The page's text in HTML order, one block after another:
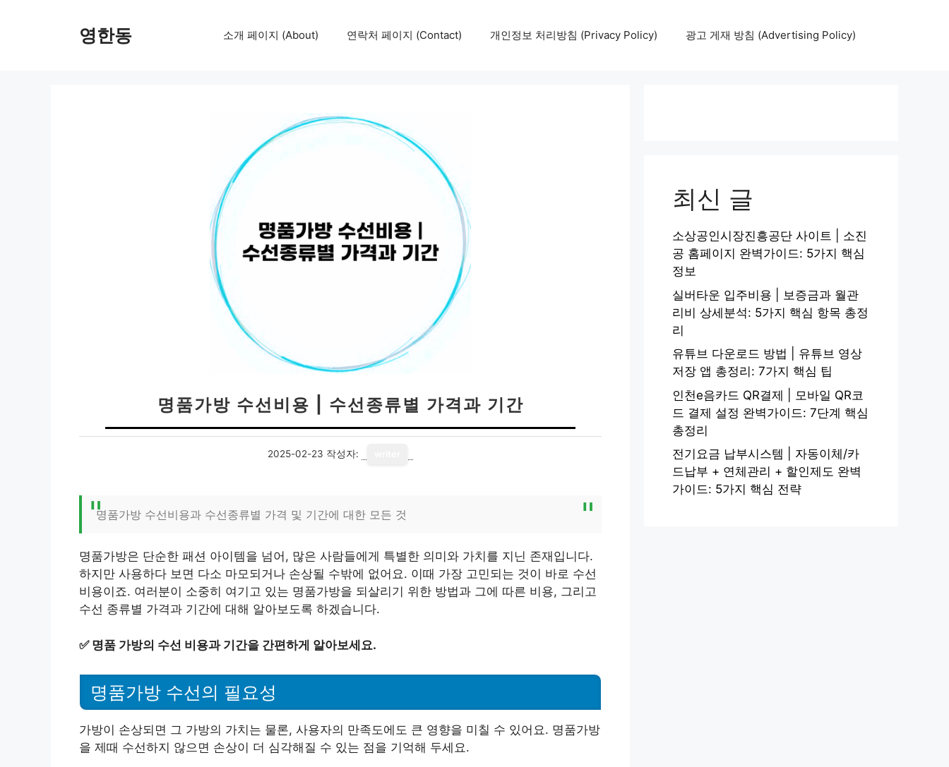
영한동 소개 페이지 (About) 연락처 페이지 (Contact) 개인정보 처리방침 (Privacy Policy) 광고 게재 방침 (Advertising Policy)
명품가방 수선비용 | 수선종류별 가격과 기간
2025-02-23 작성자:
명품가방 수선비용과 수선종류별 가격 및 기간에 대한 모든 것
명품가방은 단순한 패션 아이템을 넘어, 많은 사람들에게 특별한 의미와 가치를 지닌 존재입니다.
하지만 사용하다 보면 다소 마모되거나 손상될 수밖에 없어요. 이때 가장 고민되는 것이 바로 수선
비용이죠. 여러분이 소중히 여기고 있는 명품가방을 되살리기 위한 방법과 그에 따른 비용, 그리고
수선 종류별 가격과 기간에 대해 알아보도록 하겠습니다.
✅ 명품 가방의 수선 비용과 기간을 간편하게 알아보세요.
명품가방 수선의 필요성
가방이 손상되면 그 가방의 가치는 물론, 사용자의 만족도에도 큰 영향을 미칠 수 있어요. 명품가방
을 제때 수선하지 않으면 손상이 더 심각해질 수 있는 점을 기억해 두세요.
최신 글
소상공인시장진흥공단 사이트 | 소진
공 홈페이지 완벽가이드: 5가지 핵심
정보
실버타운 입주비용 | 보증금과 월관
리비 상세분석: 5가지 핵심 항목 총정
리
유튜브 다운로드 방법 | 유튜브 영상
저장 앱 총정리: 7가지 핵심 팁
인천e음카드 QR결제 | 모바일 QR코
드 결제 설정 완벽가이드: 7단계 핵심
총정리
전기요금 납부시스템 | 자동이체/카
드납부 + 연체관리 + 할인제도 완벽
가이드: 5가지 핵심 전략